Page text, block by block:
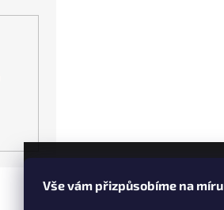
Vše vám přizpůsobíme na míru